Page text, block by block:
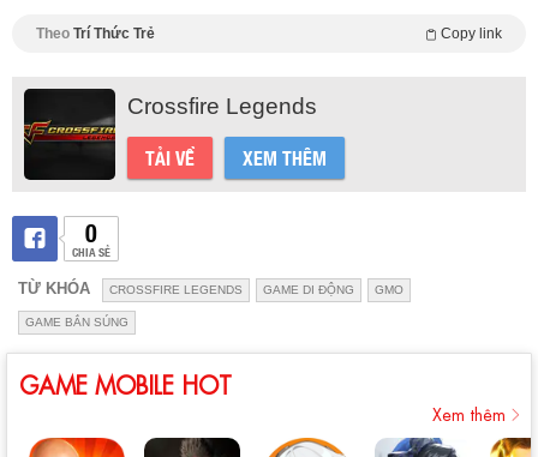
Theo Trí Thức Trẻ Copy link
Crossfire Legends
TẢI VỀ XEM THÊM
0
CHIA SẺ
TỪ KHÓA CROSSFIRE LEGENDS GAME DI ĐỘNG GMO
GAME BẮN SÚNG
GAME MOBILE HOT
Xem thêm